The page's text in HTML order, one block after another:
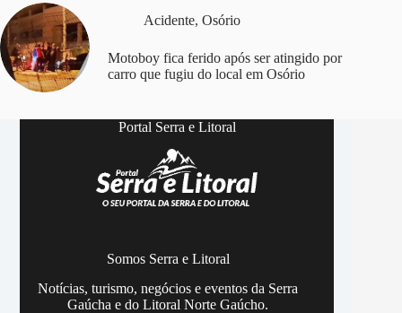
Acidente, Osório
Motoboy fica ferido após ser atingido por
carro que fugiu do local em Osório
Portal Serra e Litoral
Somos Serra e Litoral
Notícias, turismo, negócios e eventos da Serra
Gaúcha e do Litoral Norte Gaúcho.